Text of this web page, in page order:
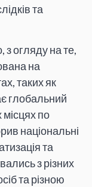
та
огляду на те,
на
таких як
глобальний
місцях по
національні
та
з різних
та різною